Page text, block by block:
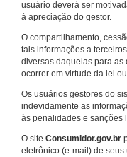
usuário deverá ser
à apreciação do gestor.
O compartilhamento,
tais informações a
diversas daquelas para as
ocorrer em virtude da lei
Os usuários gestores do
indevidamente as
às penalidades e sanções
O site Consumidor.gov.br
eletrônico (e-mail) de